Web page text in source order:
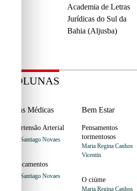
Academia de Letras
Jurídicas do Sul da
Bahia (Aljusba)
COLUNAS
Dicas Médicas
Hipertensão Arterial
Jairo Santiago Novaes
Medicamentos
Jairo Santiago Novaes
Bem Estar
Pensamentos
tormentosos
Maria Regina Canhos
Vicentin
O ciúme
Maria Regina Canhos